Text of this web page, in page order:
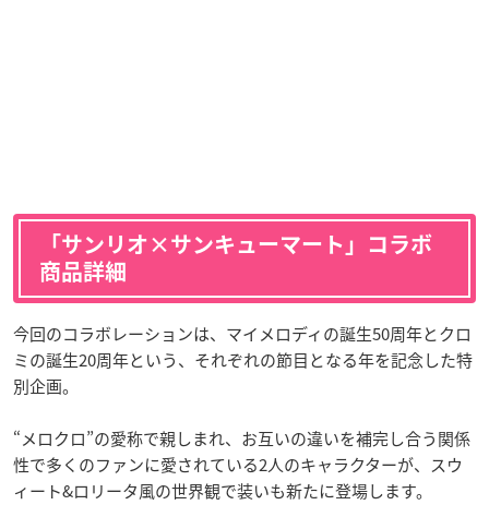
「サンリオ×サンキューマート」コラボ
商品詳細
今回のコラボレーションは、マイメロディの誕生50周年とクロ
ミの誕生20周年という、それぞれの節目となる年を記念した特
別企画。
“メロクロ”の愛称で親しまれ、お互いの違いを補完し合う関係
性で多くのファンに愛されている2人のキャラクターが、スウ
ィート&ロリータ風の世界観で装いも新たに登場します。